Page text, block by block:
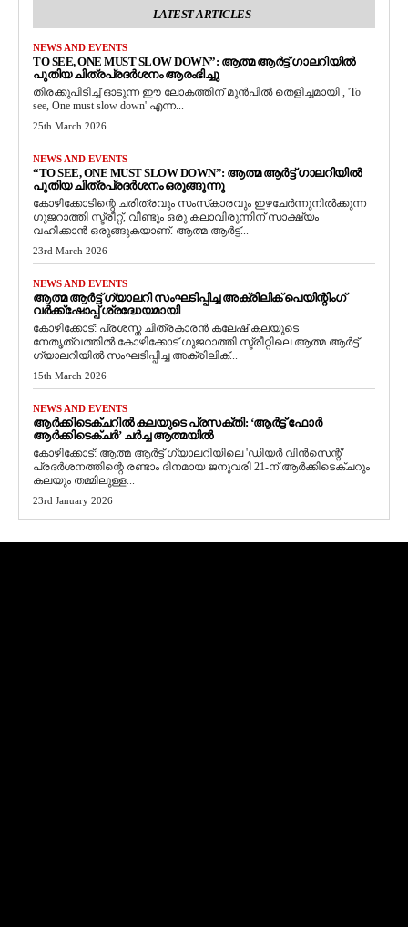
LATEST ARTICLES
NEWS AND EVENTS
TO SEE, ONE MUST SLOW DOWN”: ആത്മ ആർട്ട് ഗാലറിയിൽ
പുതിയ ചിത്രപ്രദർശനം ആരംഭിച്ചു
തിരക്കുപിടിച്ച് ഓടുന്ന ഈ ലോകത്തിന് മുൻപിൽ തെളിച്ചമായി , 'To
see, One must slow down' എന്ന...
25th March 2026
NEWS AND EVENTS
“TO SEE, ONE MUST SLOW DOWN”: ആത്മ ആർട്ട് ഗാലറിയിൽ
പുതിയ ചിത്രപ്രദർശനം ഒരുങ്ങുന്നു
കോഴിക്കോടിന്റെ ചരിത്രവും സംസ്‌കാരവും ഇഴചേർന്നുനിൽക്കുന്ന
ഗുജറാത്തി സ്ട്രീറ്റ്, വീണ്ടും ഒരു കലാവിരുന്നിന് സാക്ഷ്യം
വഹിക്കാൻ ഒരുങ്ങുകയാണ്. ആത്മ ആർട്ട്...
23rd March 2026
NEWS AND EVENTS
ആത്മ ആർട്ട് ഗ്യാലറി സംഘടിപ്പിച്ച അക്രിലിക് പെയിന്റിംഗ്
വർക്ക്‌ഷോപ്പ് ശ്രദ്ധേയമായി
കോഴിക്കോട്: പ്രശസ്ത ചിത്രകാരൻ കലേഷ് കലയുടെ
നേതൃത്വത്തിൽ കോഴിക്കോട് ഗുജറാത്തി സ്ട്രീറ്റിലെ ആത്മ ആർട്ട്
ഗ്യാലറിയിൽ സംഘടിപ്പിച്ച അക്രിലിക്...
15th March 2026
NEWS AND EVENTS
ആർക്കിടെക്ചറിൽ കലയുടെ പ്രസക്തി: ‘ആർട്ട് ഫോർ
ആർക്കിടെക്ചർ’ ചർച്ച ആത്മയിൽ
​കോഴിക്കോട്: ആത്മ ആർട്ട് ഗ്യാലറിയിലെ 'ഡിയർ വിൻസെന്റ്'
പ്രദർശനത്തിന്റെ രണ്ടാം ദിനമായ ജനുവരി 21-ന് ആർക്കിടെക്ചറും
കലയും തമ്മിലുള്ള...
23rd January 2026